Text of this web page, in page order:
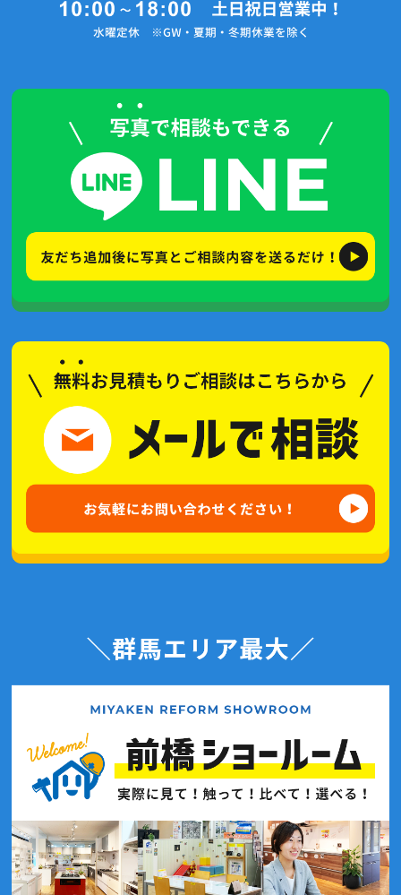
2023年10月(4記事)
2023年9月(5記事)
2023年3月(1記事)
2022年6月(1記事)
2021年11月(4記事)
2021年7月(4記事)
2021年5月(2記事)
2021年4月(2記事)
2021年3月(2記事)
2021年2月(3記事)
2021年1月(2記事)
2020年11月(4記事)
2020年10月(7記事)
2020年9月(7記事)
2020年7月(7記事)